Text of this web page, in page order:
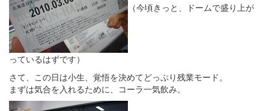
（今頃きっと、ドームで盛り上が
っているはずです）
さて、この日は小生、覚悟を決めてどっぷり残業モード。
まずは気合を入れるために、コーラ一気飲み。